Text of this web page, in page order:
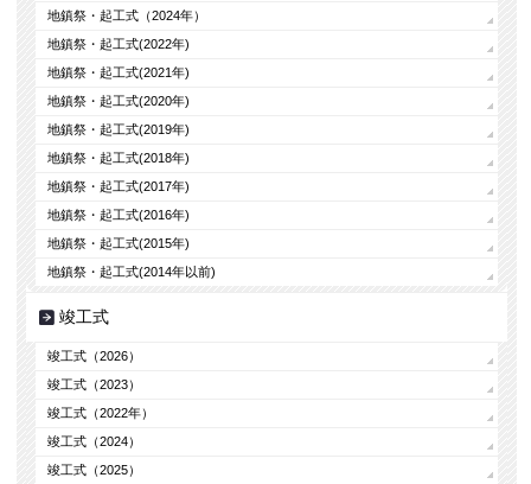
地鎮祭・起工式（2024年）
地鎮祭・起工式(2022年)
地鎮祭・起工式(2021年)
地鎮祭・起工式(2020年)
地鎮祭・起工式(2019年)
地鎮祭・起工式(2018年)
地鎮祭・起工式(2017年)
地鎮祭・起工式(2016年)
地鎮祭・起工式(2015年)
地鎮祭・起工式(2014年以前)
竣工式
竣工式（2026）
竣工式（2023）
竣工式（2022年）
竣工式（2024）
竣工式（2025）